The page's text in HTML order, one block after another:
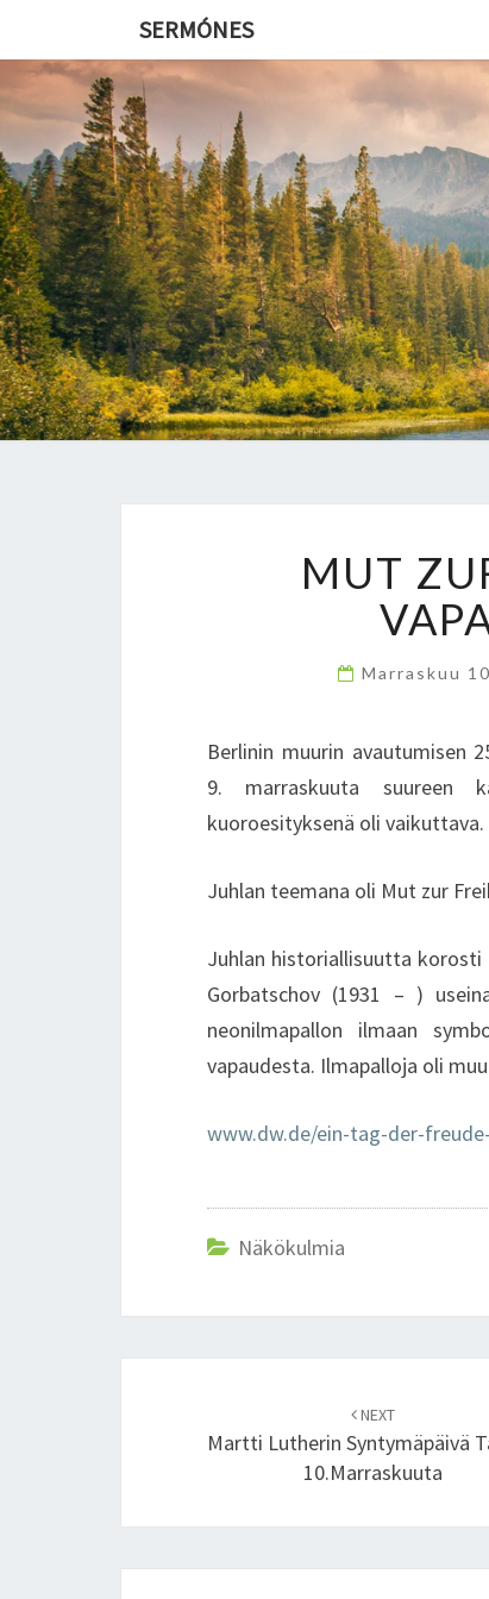
SERMÓNES
MUT
Marraskuu
Berlinin muurin avautumisen
9. marraskuuta suureen
kuoroesityksenä oli
Juhlan teemana oli Mut zur
Juhlan historiallisuutta korosti
Gorbatschov (1931 – )
neonilmapallon ilmaan
vapaudesta. Ilmapalloja oli
www.dw.de/ein-tag-der-
Näkökulmia
navigation
NEXT
Martti Lutherin Syntymäpäivä
10.marraskuuta